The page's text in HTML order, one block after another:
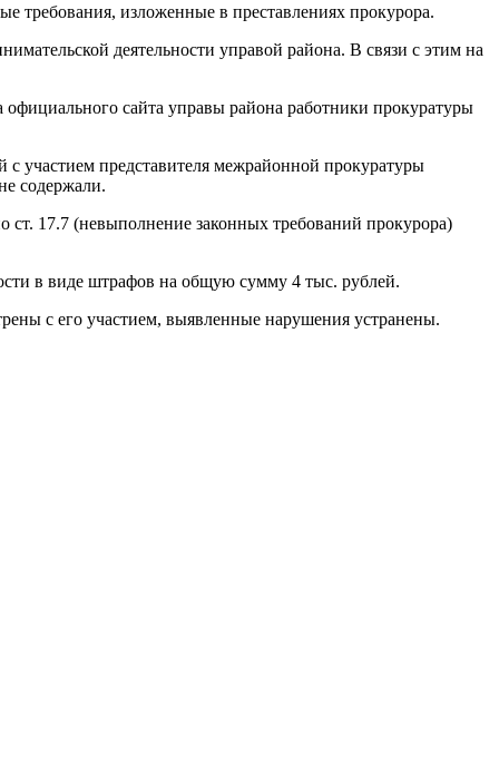
требования, изложенные в преставлениях прокурора.
деятельности управой района. В связи с этим на
сайта управы района работники прокуратуры
с участием представителя межрайонной прокуратуры
содержали.
17.7 (невыполнение законных требований прокурора)
в виде штрафов на общую сумму 4 тыс. рублей.
с его участием, выявленные нарушения устранены.